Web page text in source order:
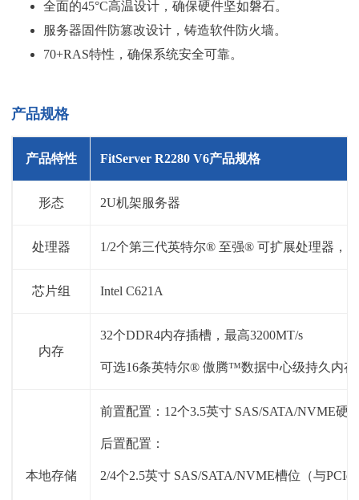
全面的45°C高温设计，确保硬件坚如磐石。
服务器固件防篡改设计，铸造软件防火墙。
70+RAS特性，确保系统安全可靠。
产品规格
产品特性 FitServer R2280 V6产品规格
形态 2U机架服务器
处理器 1/2个第三代英特尔® 至强® 可扩展处理器，
芯片组 Intel C621A
内存
32个DDR4内存插槽，最高3200MT/s
可选16条英特尔® 傲腾™数据中心级持久内存
本地存储
前置配置：12个3.5英寸 SAS/SATA/NVME硬
后置配置：
2/4个2.5英寸 SAS/SATA/NVME槽位（与PCIe